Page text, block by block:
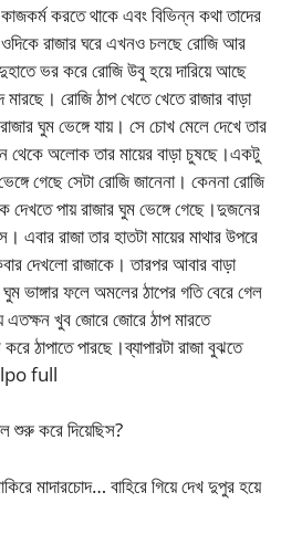
কাজকর্ম করতে থাকে এবং বিভিন্ন কথা তাদের
রাজার ঘরে এখনও চলছে রোজি আর
ভর করে রোজি উবু হয়ে দারিয়ে আছে
রোজি ঠাপ খেতে খেতে রাজার বাড়া
ঘুম ভেঙ্গে যায়। সে চোখ মেলে দেখে তার
থেকে অলোক তার মায়ের বাড়া চুষছে।একটু
গেছে সেটা রোজি জানেনা। কেননা রোজি
পায় রাজার ঘুম ভেঙ্গে গেছে।দুজনের
এবার রাজা তার হাতটা মায়ের মাথার উপরে
দেখলো রাজাকে। তারপর আবার বাড়া
ভাঙ্গার ফলে অমলের ঠাপের গতি বেরে গেল
এতক্ষন খুব জোরে জোরে ঠাপ মারতে
ঠাপাতে পারছে।ব্যাপারটা রাজা বুঝতে
full
শুরু করে দিয়েছিস?
মাদারচোদ… বাহিরে গিয়ে দেখ দুপুর হয়ে